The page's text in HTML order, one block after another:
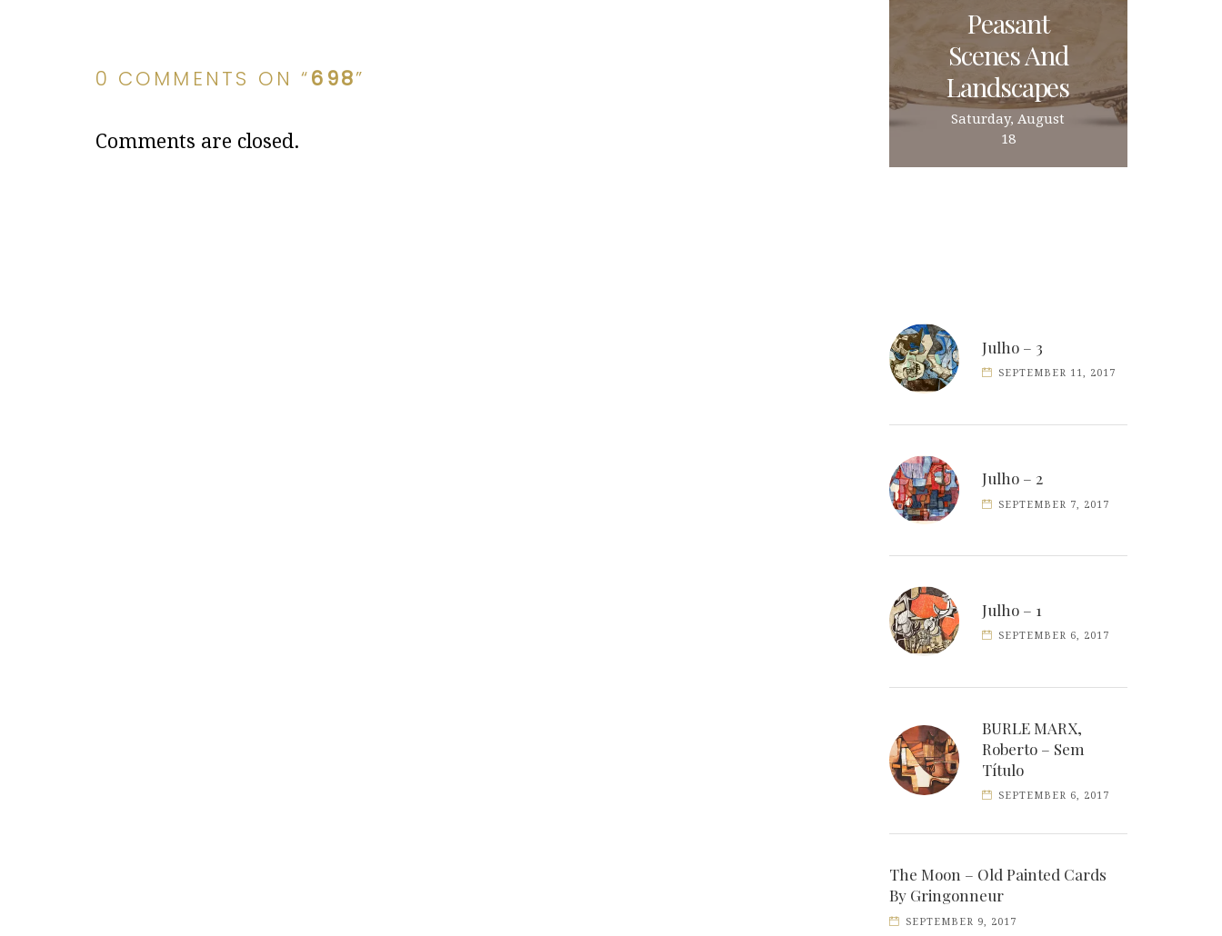
0 COMMENTS ON “698”
Comments are closed.
Peasant
Scenes And
Landscapes
Saturday, August
18
Julho – 3
SEPTEMBER 11, 2017
Julho – 2
SEPTEMBER 7, 2017
Julho – 1
SEPTEMBER 6, 2017
BURLE MARX,
Roberto – Sem
Título
SEPTEMBER 6, 2017
The Moon – Old Painted Cards
By Gringonneur
SEPTEMBER 9, 2017